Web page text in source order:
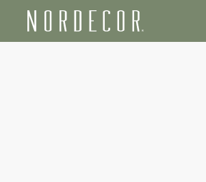
Nordecor